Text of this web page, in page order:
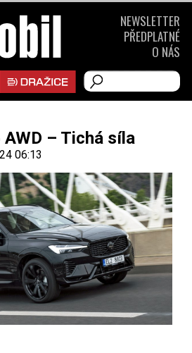
– Tichá síla
06:13
NEWSLETTER
PŘEDPLATNÉ
O NÁS